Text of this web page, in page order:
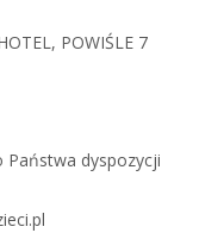
POWIŚLE 7
Państwa dyspozycji